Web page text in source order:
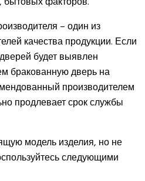
– один из
качества продукции. Если
будет выявлен
бракованную дверь на
производителем
продлевает срок службы
модель изделия, но не
следующими